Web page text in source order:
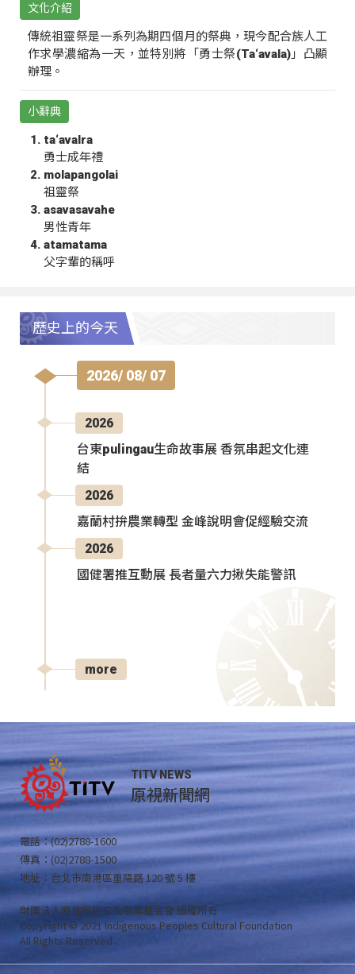
文化介紹
傳統祖靈祭是一系列為期四個月的祭典，現今配合族人工
作求學濃縮為一天，並特別將「勇士祭(Ta‘avala)」凸顯
辦理。
小辭典
ta‘avalra
勇士成年禮
molapangolai
祖靈祭
asavasavahe
男性青年
atamatama
父字輩的稱呼
歷史上的今天
2026/ 08/ 07
2026
台東pulingau生命故事展 香氛串起文化連
結
2026
嘉蘭村拚農業轉型 金峰說明會促經驗交流
2026
國健署推互動展 長者量六力揪失能警訊
more
TITV NEWS
原視新聞網
電話：(02)2788-1600
傳真：(02)2788-1500
地址：台北市南港區重陽路 120 號 5 樓
財團法人原住民族文化事業基金會 版權所有
Copyright © 2021 Indigenous Peoples Cultural Foundation
All Rights Reserved .